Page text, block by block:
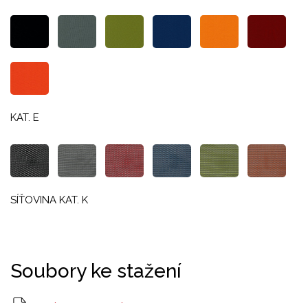
KAT. E
SÍŤOVINA KAT. K
Soubory ke stažení